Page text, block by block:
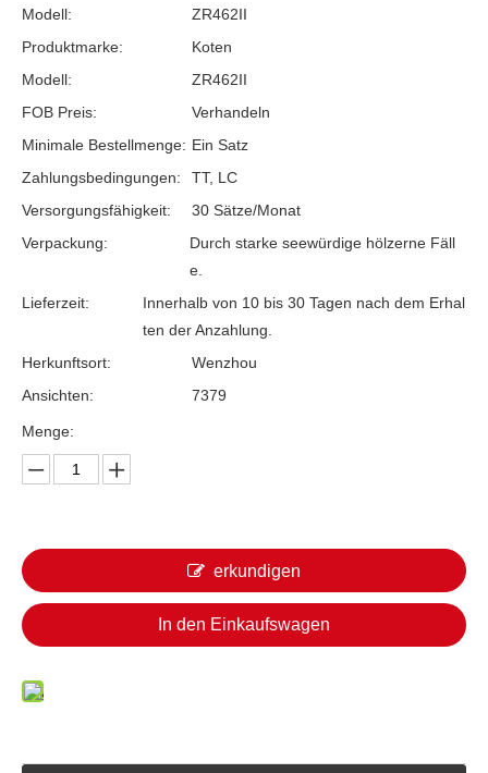
Modell:
ZR462II
Produktmarke:
Koten
Modell:
ZR462II
FOB Preis:
Verhandeln
Minimale Bestellmenge: Ein Satz
Zahlungsbedingungen:
TT, LC
Versorgungsfähigkeit:
30 Sätze/Monat
Verpackung:
Durch starke seewürdige hölzerne Fäll
e.
Lieferzeit:
Innerhalb von 10 bis 30 Tagen nach dem Erhal
ten der Anzahlung.
Herkunftsort:
Wenzhou
Ansichten:
7379
Menge:
erkundigen
In den Einkaufswagen